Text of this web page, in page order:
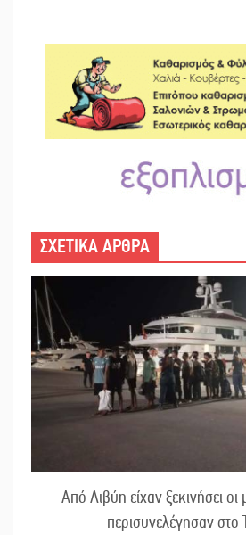
ΣΧΕΤΙΚΑ ΑΡΘΡΑ
Από Λιβύη είχαν ξεκινήσει
περισυνελέγησαν στο